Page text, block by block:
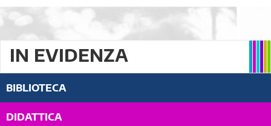
IN EVIDENZA
BIBLIOTECA
DIDATTICA